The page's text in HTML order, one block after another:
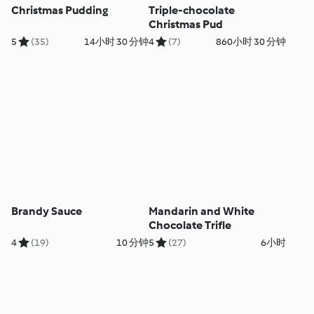
Christmas Pudding
5 (35) 14小时 30 分钟
Triple-chocolate
Christmas Pud
4 (7) 860小时 30 分钟
Brandy Sauce
4 (19) 10 分钟
Mandarin and White
Chocolate Trifle
5 (27) 6小时